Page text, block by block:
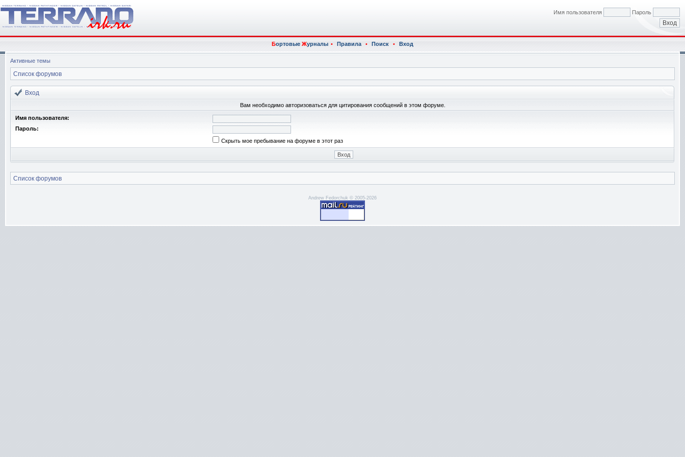
Имя пользователя Пароль
БортовыеЖурналы • Правила • Поиск • Вход
Активные темы
Список форумов
Вход
Вам необходимо авторизоваться для цитирования сообщений в этом форуме.
Имя пользователя:
Пароль:
Скрыть мое пребывание на форуме в этот раз
Список форумов
Andrew Fedorchuk © 2005-2026